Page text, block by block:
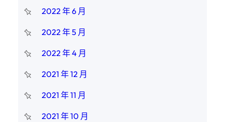
2022 年 6 月
2022 年 5 月
2022 年 4 月
2021 年 12 月
2021 年 11 月
2021 年 10 月